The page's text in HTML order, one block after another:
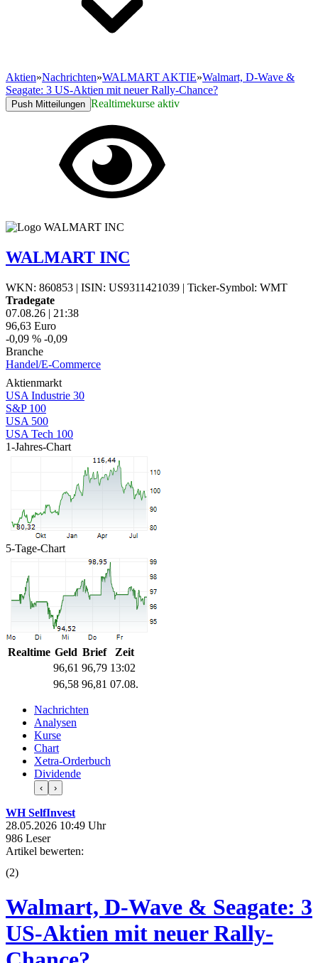
Aktien»Nachrichten»WALMART AKTIE»Walmart, D-Wave &
Seagate: 3 US-Aktien mit neuer Rally-Chance?
Push Mitteilungen Realtimekurse aktiv
WALMART INC
WKN: 860853 | ISIN: US9311421039 | Ticker-Symbol: WMT
Tradegate
07.08.26 | 21:38
96,63 Euro
-0,09 % -0,09
Branche
Handel/E-Commerce
Aktienmarkt
USA Industrie 30
S&P 100
USA 500
USA Tech 100
1-Jahres-Chart
5-Tage-Chart
Realtime Geld Brief
Zeit
96,61 96,79 13:02
96,58 96,81 07.08.
Nachrichten
Analysen
Kurse
Chart
Xetra-Orderbuch
Dividende
‹ ›
WH SelfInvest
28.05.2026 10:49 Uhr
986 Leser
Artikel bewerten:
(2)
Walmart, D-Wave & Seagate: 3
US-Aktien mit neuer Rally-